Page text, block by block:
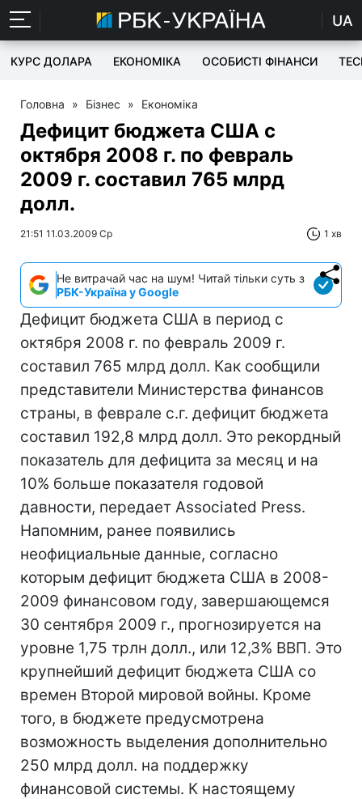
UA
КУРС ДОЛАРА ЕКОНОМІКА ОСОБИСТІ ФІНАНСИ
Головна » Бізнес » Економіка
Дефицит бюджета США с
октября 2008 г. по февраль
2009 г. составил 765 млрд
долл.
21:51 11.03.2009 Ср 1 хв
Не витрачай час на шум! Читай тільки суть з
РБК-Україна у Google
Дефицит бюджета США в период с
октября 2008 г. по февраль 2009 г.
составил 765 млрд долл. Как сообщили
представители Министерства финансов
страны, в феврале с.г. дефицит бюджета
составил 192,8 млрд долл. Это рекордный
показатель для дефицита за месяц и на
10% больше показателя годовой
давности, передает Associated Press.
Напомним, ранее появились
неофициальные данные, согласно
которым дефицит бюджета США в 2008-
2009 финансовом году, завершающемся
30 сентября 2009 г., прогнозируется на
уровне 1,75 трлн долл., или 12,3% ВВП. Это
крупнейший дефицит бюджета США со
времен Второй мировой войны. Кроме
того, в бюджете предусмотрена
возможность выделения дополнительно
250 млрд долл. на поддержку
финансовой системы. К настоящему